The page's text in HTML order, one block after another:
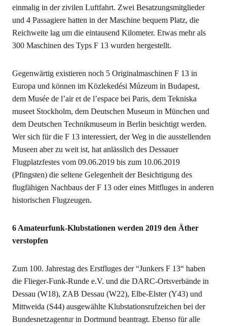
einmalig in der zivilen Luftfahrt. Zwei Besatzungsmitglieder
und 4 Passagiere hatten in der Maschine bequem Platz, die
Reichweite lag um die eintausend Kilometer. Etwas mehr als
300 Maschinen des Typs F 13 wurden hergestellt.
Gegenwärtig existieren noch 5 Originalmaschinen F 13 in
Europa und können im Közlekedési Múzeum in Budapest,
dem Musée de l’air et de l’espace bei Paris, dem Tekniska
museet Stockholm, dem Deutschen Museum in München und
dem Deutschen Technikmuseum in Berlin besichtigt werden.
Wer sich für die F 13 interessiert, der Weg in die ausstellenden
Museen aber zu weit ist, hat anlässlich des Dessauer
Flugplatzfestes vom 09.06.2019 bis zum 10.06.2019
(Pfingsten) die seltene Gelegenheit der Besichtigung des
flugfähigen Nachbaus der F 13 oder eines Mitfluges in anderen
historischen Flugzeugen.
6 Amateurfunk-Klubstationen werden 2019 den Äther
verstopfen
Zum 100. Jahrestag des Erstfluges der “Junkers F 13“ haben
die Flieger-Funk-Runde e.V. und die DARC-Ortsverbände in
Dessau (W18), ZAB Dessau (W22), Elbe-Elster (Y43) und
Mittweida (S44) ausgewählte Klubstationsrufzeichen bei der
Bundesnetzagentur in Dortmund beantragt. Ebenso für alle